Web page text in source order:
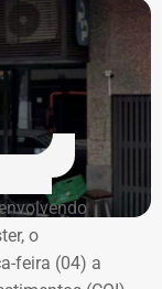
o
feira (04) a